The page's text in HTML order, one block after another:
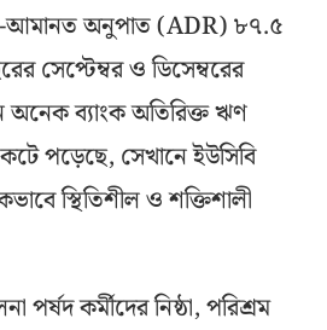
আমানত অনুপাত (ADR) ৮৭.৫
সেপ্টেম্বর ও ডিসেম্বরের
অনেক ব্যাংক অতিরিক্ত ঋণ
পড়েছে, সেখানে ইউসিবি
স্থিতিশীল ও শক্তিশালী
পর্ষদ কর্মীদের নিষ্ঠা, পরিশ্রম